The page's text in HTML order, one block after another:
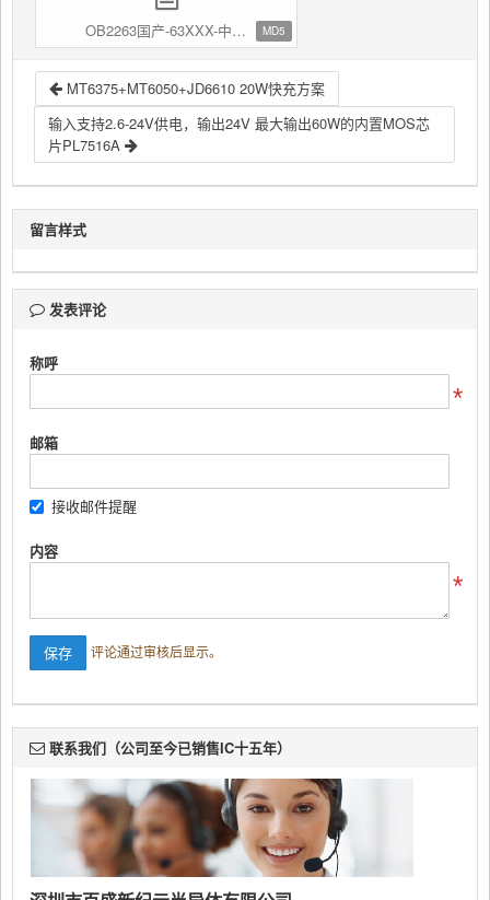
OB2263国产-63XXX-中性.pdf MD5
MT6375+MT6050+JD6610 20W快充方案
输入支持2.6-24V供电，输出24V 最大输出60W的内置MOS芯
片PL7516A
留言样式
发表评论
称呼
邮箱
接收邮件提醒
内容
评论通过审核后显示。
联系我们（公司至今已销售IC十五年）